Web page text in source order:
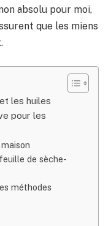
absolu pour moi,
que les miens
les huiles
pour les
de sèche-
méthodes